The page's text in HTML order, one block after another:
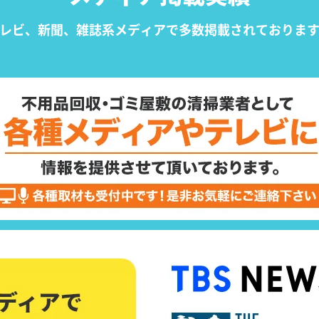
ビ、新聞、雑誌系メディアで多数掲載されておりま